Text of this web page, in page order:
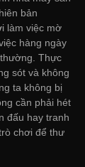
bản
làm việc mờ
hàng ngày
Thực
sót và không
ta không bị
cần phải hét
đấu hay tranh
chơi để thư